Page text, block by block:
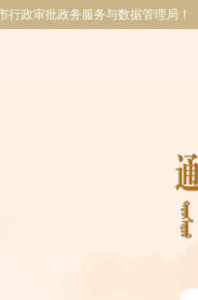
行政审批政务服务与数据管理局！